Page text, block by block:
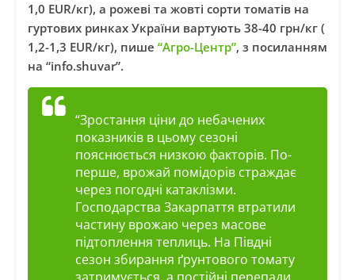
1,0 EUR/кг), а рожеві та жовті сорти томатів на
гуртових ринках України вартують 38-40 грн/кг (
1,2-1,3 EUR/кг), пише “Агро-Центр”, з посиланням
на “info.shuvar”.
“Зростання ціни до небачених
показників в цьому сезоні
пояснюється низкою факторів. По-
перше, врожай помідорів страждає
через погодні катаклізми.
Господарства Закарпаття втратили
частину врожаю через масове
підтоплення теплиць. На Півдні
сезон збирання ґрунтового томату